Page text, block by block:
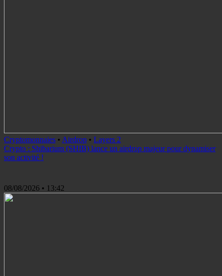
Cryptomonnaies • Airdrop • Layers 2
Crypto : Shibarium (SHIB) lance un airdrop majeur pour dynamiser
son activité !
08/08/2026 • 13:42